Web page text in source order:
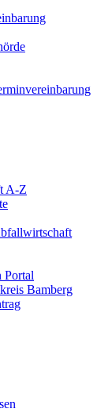
A-Z
Portal
Bamberg